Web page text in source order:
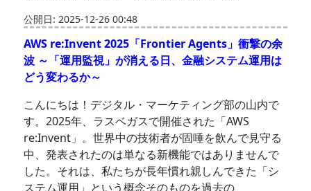
公開日: 2025-12-26 00:48
AWS re:Invent 2025「Frontier Agents」衝撃の余
波 ～「運用監視」が消える日、金融システム運用は
どう変わるか～
こんにちは！デジタル・マーケティング部の山内で
す。2025年、ラスベガスで開催された「AWS
re:Invent」。世界中の技術者が固唾を飲んで見守る
中、発表されたのは単なる新機能ではありませんで
した。それは、私たちが長年慣れ親しんできた「シ
ステム運用」という概念そのものを過去の